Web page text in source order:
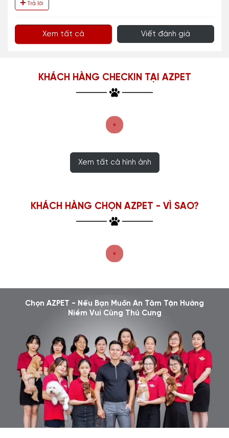
Trả lời
Xem tất cả Viết đánh giá
KHÁCH HÀNG CHECKIN TẠI AZPET
Xem tất cả hình ảnh
KHÁCH HÀNG CHỌN AZPET - VÌ SAO?
Chọn AZPET - Nếu Bạn Muốn An Tâm Tận Hưởng
Niềm Vui Cùng Thú Cưng